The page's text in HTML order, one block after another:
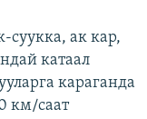
ак кар,
катаал
караганда
км/саат